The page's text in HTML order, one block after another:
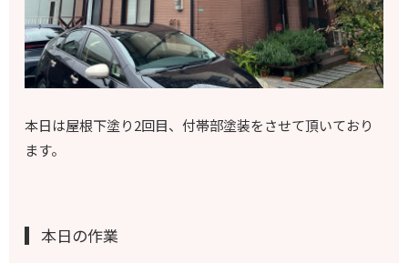
本日は屋根下塗り2回目、付帯部塗装をさせて頂いており
ます。
本日の作業